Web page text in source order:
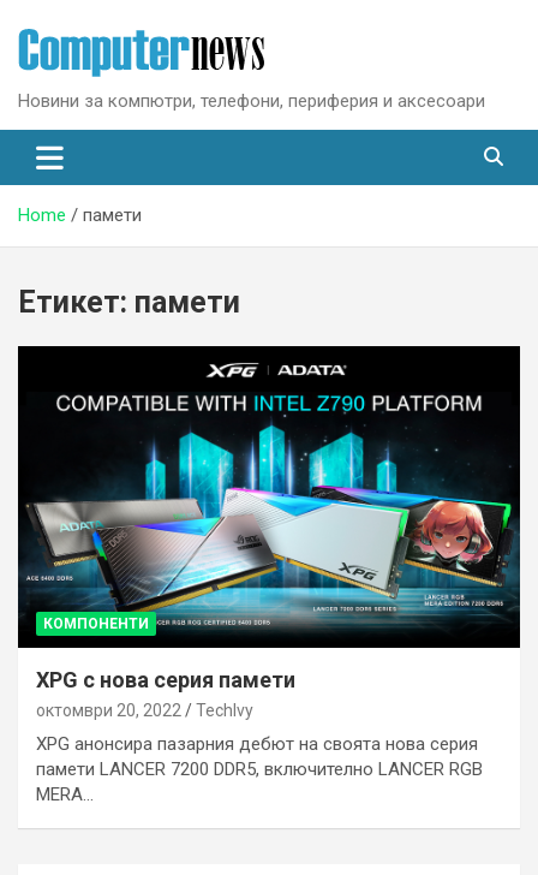
content
Новини за компютри, телефони, периферия и аксесоари
Home памети
Етикет: памети
КОМПОНЕНТИ
XPG с нова серия памети
октомври 20, 2022 TechIvy
XPG анонсира пазарния дебют на своята нова серия
памети LANCER 7200 DDR5, включително LANCER RGB
MERA…